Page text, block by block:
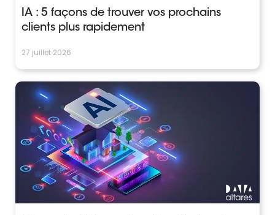
IA : 5 façons de trouver vos prochains
clients plus rapidement
27 juillet 2026